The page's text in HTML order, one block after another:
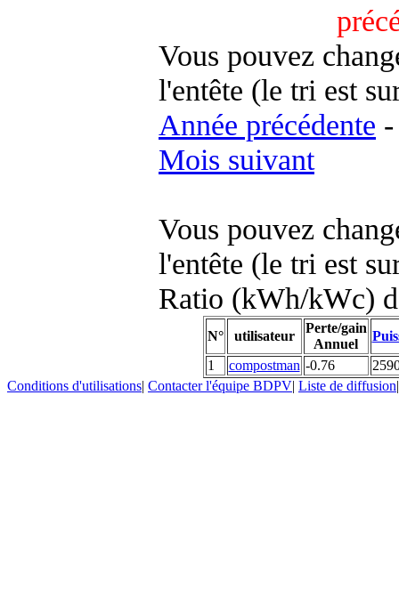
Vous pouvez
l'entête (le tri est
Année précédente -
Mois suivant
Vous pouvez
l'entête (le tri est
Ratio (kWh/kWc)
N° utilisateur
Perte/gain
Annuel
1
compostman -0.76
Conditions d'utilisations| Contacter l'équipe BDPV| Liste de diffusion